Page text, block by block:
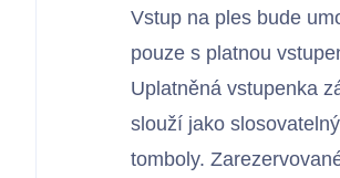
Vstup na ples bude
pouze s platnou
Uplatněná vstupenka
slouží jako
tomboly.